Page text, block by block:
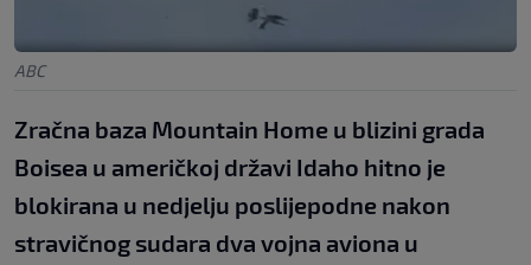
ABC
Zračna baza Mountain Home u blizini grada
Boisea u američkoj državi Idaho hitno je
blokirana u nedjelju poslijepodne nakon
stravičnog sudara dva vojna aviona u